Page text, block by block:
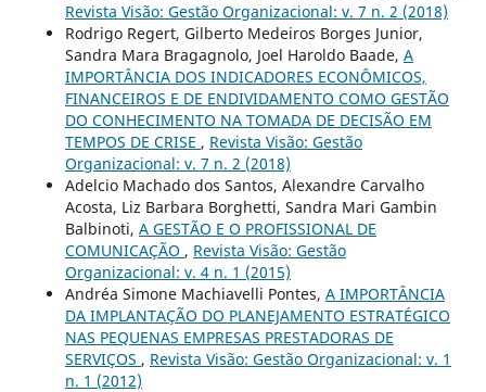
Revista Visão: Gestão Organizacional: v. 7 n. 2 (2018)
Rodrigo Regert, Gilberto Medeiros Borges Junior,
Sandra Mara Bragagnolo, Joel Haroldo Baade, A
IMPORTÂNCIA DOS INDICADORES ECONÔMICOS,
FINANCEIROS E DE ENDIVIDAMENTO COMO GESTÃO
DO CONHECIMENTO NA TOMADA DE DECISÃO EM
TEMPOS DE CRISE , Revista Visão: Gestão
Organizacional: v. 7 n. 2 (2018)
Adelcio Machado dos Santos, Alexandre Carvalho
Acosta, Liz Barbara Borghetti, Sandra Mari Gambin
Balbinoti, A GESTÃO E O PROFISSIONAL DE
COMUNICAÇÃO , Revista Visão: Gestão
Organizacional: v. 4 n. 1 (2015)
Andréa Simone Machiavelli Pontes, A IMPORTÂNCIA
DA IMPLANTAÇÃO DO PLANEJAMENTO ESTRATÉGICO
NAS PEQUENAS EMPRESAS PRESTADORAS DE
SERVIÇOS , Revista Visão: Gestão Organizacional: v. 1
n. 1 (2012)